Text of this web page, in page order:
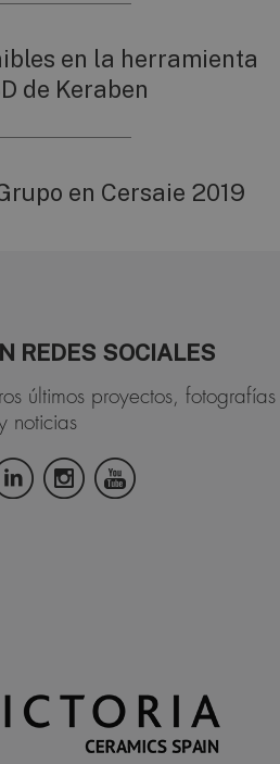
en la herramienta
de Keraben
en Cersaie 2019
REDES SOCIALES
últimos proyectos, fotografías
noticias